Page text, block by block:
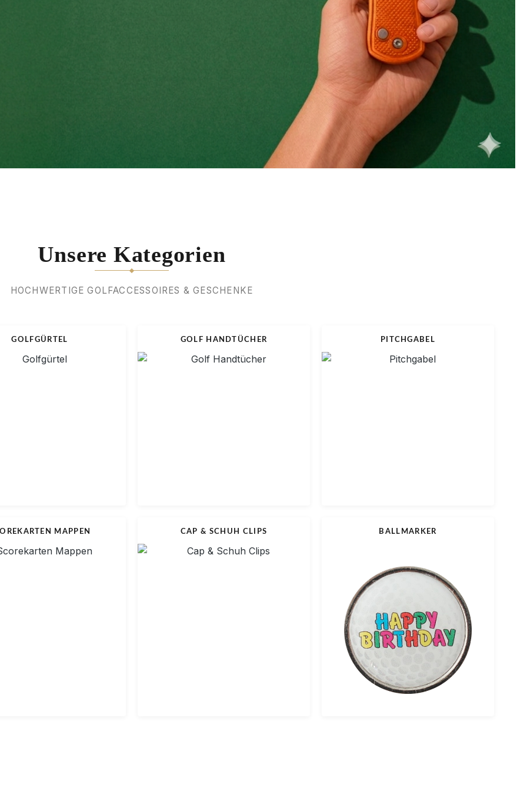
Unsere Kategorien
HOCHWERTIGE GOLFACCESSOIRES & GESCHENKE
GOLFGÜRTEL GOLF HANDTÜCHER PITCHGABEL
MAPPEN CAP & SCHUH CLIPS BALLMARKER